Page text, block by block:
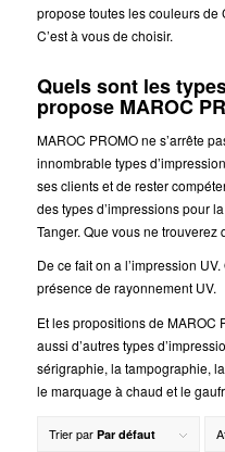
propose toutes les couleurs de
C’est à vous de choisir.
Quels sont les
propose MAROC
MAROC PROMO ne s’arrête
innombrable types
ses clients et de rester
des types d’impressions pour
Tanger. Que vous ne trouverez
De ce fait on a l’impression
présence de rayonnement UV.
Et les propositions de MAROC
aussi d’autres types
sérigraphie, la tampographie,
le marquage à chaud et le
Trier par Par défaut